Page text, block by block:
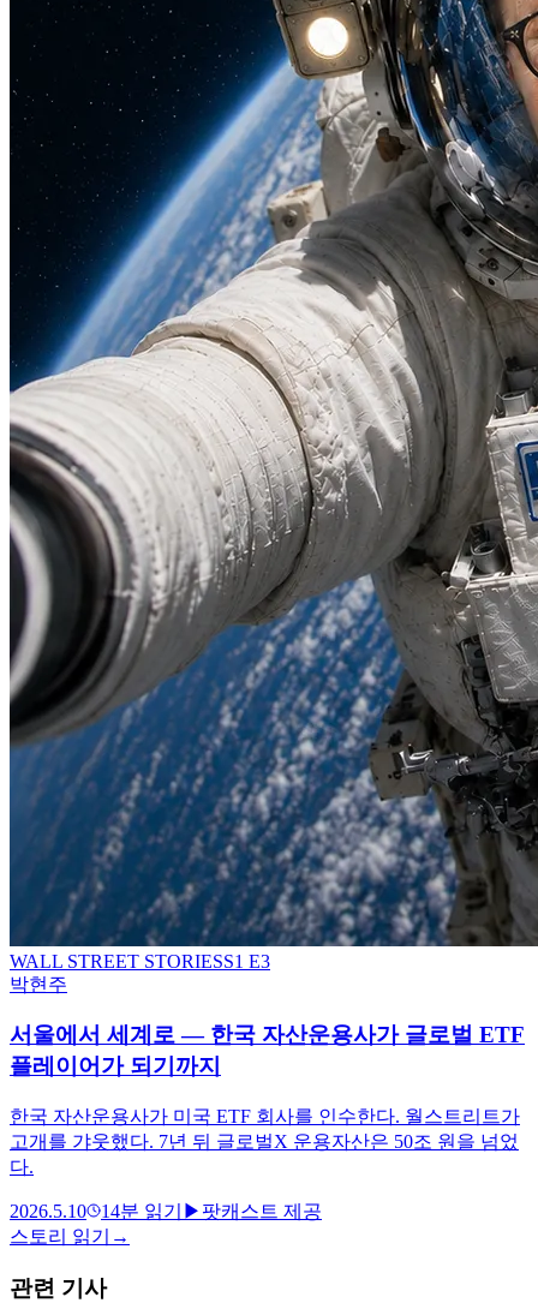
WALL STREET STORIESS1 E3
박현주
서울에서 세계로 — 한국 자산운용사가 글로벌 ETF
플레이어가 되기까지
한국 자산운용사가 미국 ETF 회사를 인수한다. 월스트리트가
고개를 갸웃했다. 7년 뒤 글로벌X 운용자산은 50조 원을 넘었
다.
2026.5.10 14분 읽기 ▶ 팟캐스트 제공
스토리 읽기 →
관련 기사